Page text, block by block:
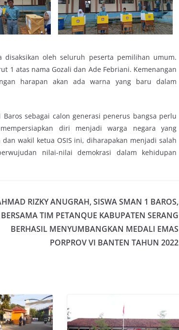
oleh seluruh peserta pemilihan umum.
1 atas nama Gozali dan Ade Febriani. Kemenangan
harapan akan ada warna yang baru dalam
sebagai calon generasi penerus bangsa perlu
diri menjadi warga negara yang
wakil ketua OSIS ini, diharapakan menjadi salah
nilai-nilai demokrasi dalam kehidupan
RIZKY ANUGRAH, SISWA SMAN 1 BAROS,
BERSAMA TIM PETANQUE KABUPATEN SERANG
BERHASIL MENYUMBANGKAN MEDALI EMAS
PORPROV VI BANTEN TAHUN 2022